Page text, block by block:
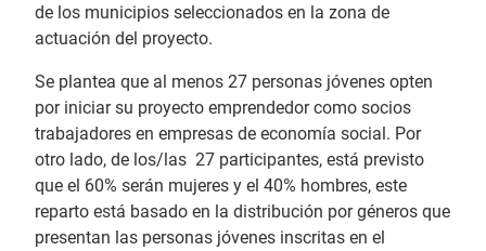
de los municipios seleccionados en la zona de
actuación del proyecto.
Se plantea que al menos 27 personas jóvenes opten
por iniciar su proyecto emprendedor como socios
trabajadores en empresas de economía social. Por
otro lado, de los/las 27 participantes, está previsto
que el 60% serán mujeres y el 40% hombres, este
reparto está basado en la distribución por géneros que
presentan las personas jóvenes inscritas en el